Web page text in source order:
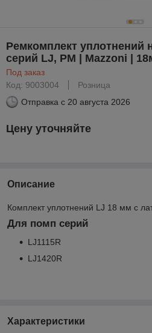
Ремкомплект уплотнений
серий LJ, PM | Mazzoni |
Под заказ
Код: 9003004
Розница
Отправка с 20 августа 2026
Цену уточняйте
Описание
Комплект уплотнений LJ 18 мм с
Для помп серий
LJ1115R
LJ1420R
Характеристики